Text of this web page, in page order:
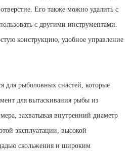
Его также можно удалить с
с другими инструментами.
конструкцию, удобное управление
для рыболовных снастей, которые
для вытаскивания рыбы из
захватывая внутренний диаметр
эксплуатации, высокой
скольжения и широким